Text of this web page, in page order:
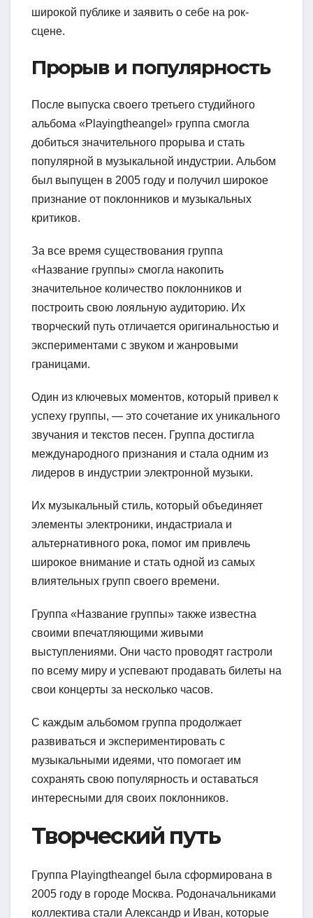
широкой публике и заявить о себе на рок-
сцене.
Прорыв и популярность
После выпуска своего третьего студийного
альбома «Playingtheangel» группа смогла
добиться значительного прорыва и стать
популярной в музыкальной индустрии. Альбом
был выпущен в 2005 году и получил широкое
признание от поклонников и музыкальных
критиков.
За все время существования группа
«Название группы» смогла накопить
значительное количество поклонников и
построить свою лояльную аудиторию. Их
творческий путь отличается оригинальностью и
экспериментами с звуком и жанровыми
границами.
Один из ключевых моментов, который привел к
успеху группы, — это сочетание их уникального
звучания и текстов песен. Группа достигла
международного признания и стала одним из
лидеров в индустрии электронной музыки.
Их музыкальный стиль, который объединяет
элементы электроники, индастриала и
альтернативного рока, помог им привлечь
широкое внимание и стать одной из самых
влиятельных групп своего времени.
Группа «Название группы» также известна
своими впечатляющими живыми
выступлениями. Они часто проводят гастроли
по всему миру и успевают продавать билеты на
свои концерты за несколько часов.
С каждым альбомом группа продолжает
развиваться и экспериментировать с
музыкальными идеями, что помогает им
сохранять свою популярность и оставаться
интересными для своих поклонников.
Творческий путь
Группа Playingtheangel была сформирована в
2005 году в городе Москва. Родоначальниками
коллектива стали Александр и Иван, которые